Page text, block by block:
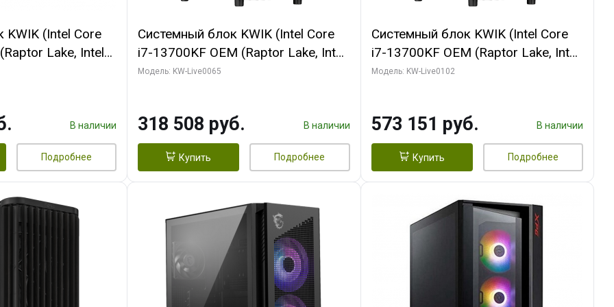
KWIK (Intel Core
Lake, Intel
ГБ ОЗУ (2
В наличии
Подробнее
Системный блок KWIK (Intel Core
i7-13700KF OEM (Raptor Lake, Intel
7, C16 8EC/8PC/ 64 ГБ ОЗУ (2
2/ 1 ТБ SSD)
Модель: KW-Live0065
318 508 руб. В наличии
Купить Подробнее
Системный блок KWIK (Intel Core
i7-13700KF OEM (Raptor Lake, Intel
7, C16 8EC/8PC/ 32 ГБ ОЗУ (2
Turbo/ 960 ГБ SSD)
Модель: KW-Live0102
573 151 руб. В наличии
Купить Подробнее